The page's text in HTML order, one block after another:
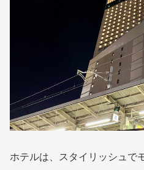
ホテルは、スタイリッシュで